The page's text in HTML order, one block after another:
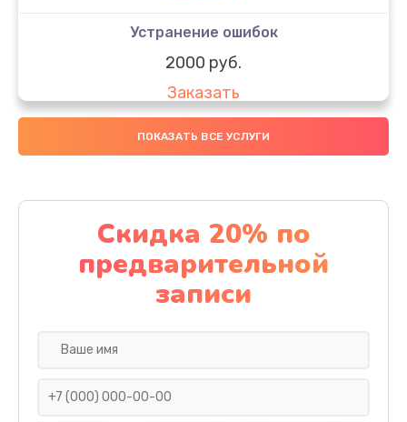
Устранение ошибок
2000 руб.
Заказать
Ремонт после залития
Заказать
Ремонт электроплаты
1320 руб.
Заказать
ПОКАЗАТЬ ВСЕ УСЛУГИ
Скидка 20% по
предварительной
записи